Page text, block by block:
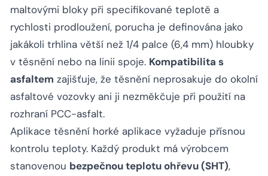
maltovými bloky při specifikované teplotě a
rychlosti prodloužení, porucha je definována jako
jakákoli trhlina větší než 1/4 palce (6,4 mm) hloubky
v těsnění nebo na linii spoje. Kompatibilita s
asfaltem zajišťuje, že těsnění neprosakuje do okolní
asfaltové vozovky ani ji nezměkčuje při použití na
rozhraní PCC-asfalt.
Aplikace těsnění horké aplikace vyžaduje přísnou
kontrolu teploty. Každý produkt má výrobcem
stanovenou bezpečnou teplotu ohřevu (SHT),